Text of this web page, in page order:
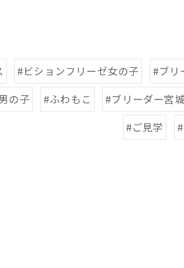
#ビションフリーゼ女の子 #ブリ
の子
#ふわもこ #ブリーダー宮城
#ご見学